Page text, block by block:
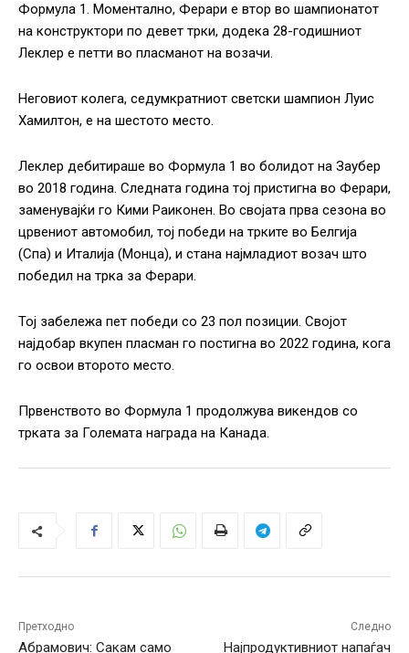
Формула 1. Моментално, Ферари е втор во шампионатот
на конструктори по девет трки, додека 28-годишниот
Леклер е петти во пласманот на возачи.
Неговиот колега, седумкратниот светски шампион Луис
Хамилтон, е на шестото место.
Леклер дебитираше во Формула 1 во болидот на Заубер
во 2018 година. Следната година тој пристигна во Ферари,
заменувајќи го Кими Раиконен. Во својата прва сезона во
црвениот автомобил, тој победи на трките во Белгија
(Спа) и Италија (Монца), и стана најмладиот возач што
победил на трка за Ферари.
Тој забележа пет победи со 23 пол позиции. Својот
најдобар вкупен пласман го постигна во 2022 година, кога
го освои второто место.
Првенството во Формула 1 продолжува викендов со
трката за Големата награда на Канада.
Претходно
Абрамович: Сакам само
Следно
Најпродуктивниот напаѓач